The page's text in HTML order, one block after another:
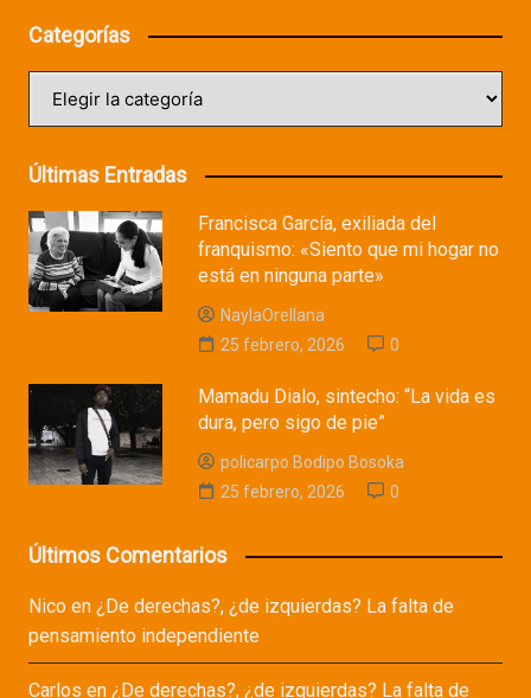
Categorías
Últimas Entradas
Francisca García, exiliada del
franquismo: «Siento que mi hogar no
está en ninguna parte»
NaylaOrellana
25 febrero, 2026
0
Mamadu Dialo, sintecho: “La vida es
dura, pero sigo de pie”
policarpo Bodipo Bosoka
25 febrero, 2026
0
Últimos Comentarios
Nicoen ¿De derechas?, ¿de izquierdas? La falta de
pensamiento independiente
Carlos en ¿De derechas?, ¿de izquierdas? La falta de